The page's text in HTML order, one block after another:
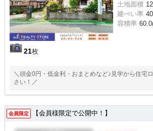
21枚
土地面積
建ぺい率
容積率
＼頭金0円・低金利・おまとめなど♪見学から住宅
さい！／
会員限定 【会員様限定で公開中！】